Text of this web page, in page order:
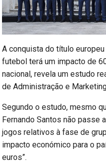
A conquista do título
futebol terá um impacto de
nacional, revela um estudo
de Administração e
Segundo o estudo, mesmo
Fernando Santos não passe
jogos relativos à fase de
impacto económico para o
euros”.